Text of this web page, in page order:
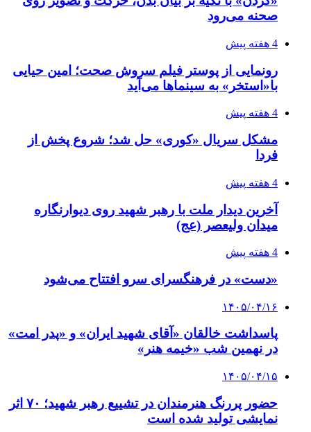
صحنه می‌رود
4 هفته پیش
رونمایی از پوستر فیلم سروش صحت؛ امین حیایی
با«استخر» به سینماها می‌آید
4 هفته پیش
مشکل سریال «کوری» حل شد؛ شروع پخش از
فردا
4 هفته پیش
آخرین دیدار ملت با رهبر شهید روی دیوارنگاره
میدان ولیعصر (عج)
4 هفته پیش
«دست» در فرهنگسرای سرو افتتاح می‌شود
۱۴۰۵/۰۴/۱۶
پاسداشت خالقان «آقای شهید ایران» و «پدر امت»
در نهمین شب «خیمه هنر»
۱۴۰۵/۰۴/۱۵
حضور پررنگ هنرمندان در تشییع رهبر شهید؛ ۷۰ اثر
نمایشی تولید شده است